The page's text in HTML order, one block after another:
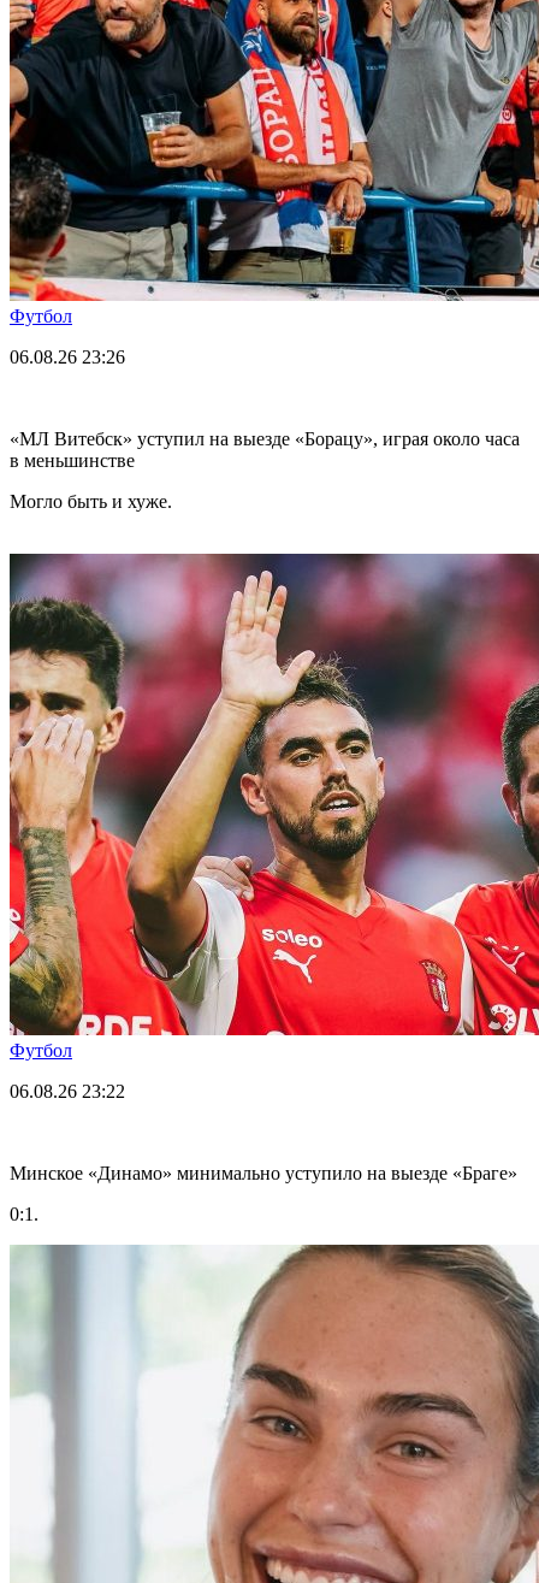
Футбол
06.08.26 23:26
«МЛ Витебск» уступил на выезде «Борацу», играя около часа
в меньшинстве
Могло быть и хуже.
Футбол
06.08.26 23:22
Минское «Динамо» минимально уступило на выезде «Браге»
0:1.